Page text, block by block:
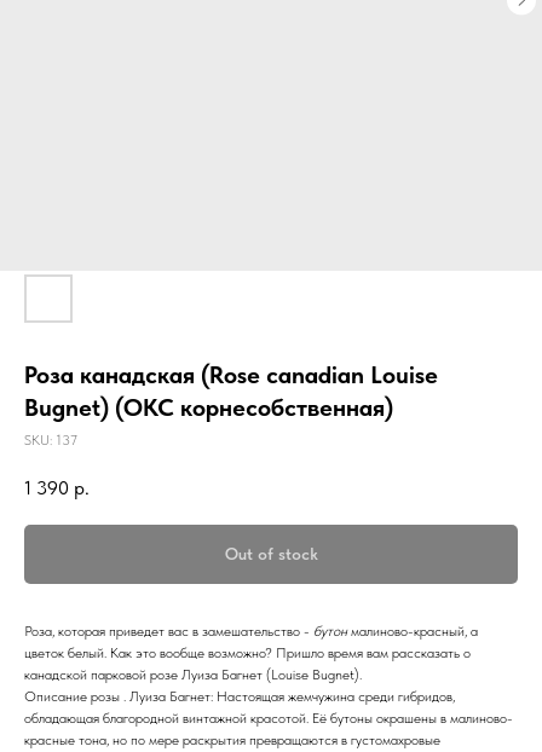
Роза канадская (Rose canadian Louise
Bugnet) (ОКС корнесобственная)
SKU: 137
1 390 р.
Out of stock
Роза, которая приведет вас в замешательство - бутонмалиново-красный, а
цветок белый. Как это вообще возможно? Пришло время вам рассказать о
канадской парковой розе Луиза Багнет (Louise Bugnet).
Описание розы . Луиза Багнет: Настоящая жемчужина среди гибридов,
обладающая благородной винтажной красотой. Её бутоны окрашены в малиново-
красные тона, но по мере раскрытия превращаются в густомахровые